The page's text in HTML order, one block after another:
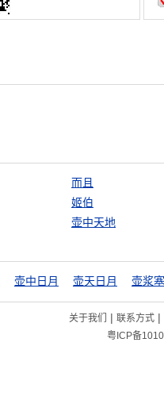
而且
姬伯
壶中天地
壶中日月 壶天日月 壶浆
关于我们 | 联系方式|
粤ICP备